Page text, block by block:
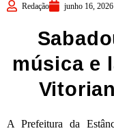
Redação junho 16, 2026
música e
A Prefeitura da